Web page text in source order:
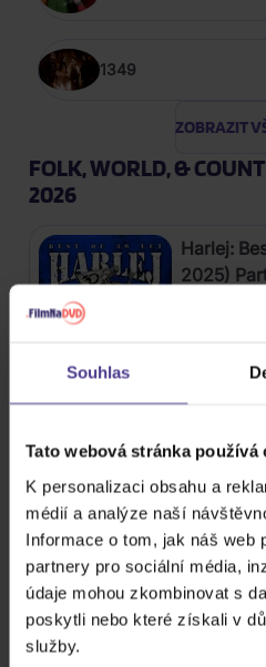
Souhlas
Tato webová stránka používá
K personalizaci obsahu a
médií a analýze naší
Informace o tom, jak náš
partnery pro sociální média,
údaje mohou zkombinovat s
poskytli nebo které získali v
služby.
1349
ZOBRAZIT
FOLK, WORLD, &
2026
Harlej:
2025)
4CD
Skladem
Mišík
roky